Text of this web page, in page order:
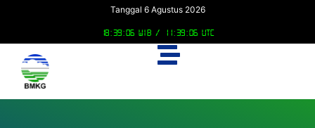
Tanggal 6 Agustus 2026
18:39:06 WIB / 11:39:06 UTC